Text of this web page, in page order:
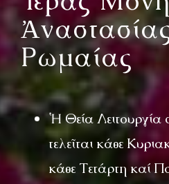
Ρωμαίας
Ἡ Θεία
τελεῖται κάθε
κάθε Τετάρτη καί